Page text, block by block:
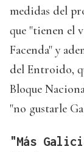
medidas del
que "tienen el
Facenda" y
del Entroido,
Bloque
"no gustarle
"Más